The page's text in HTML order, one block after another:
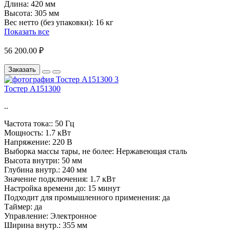
Длина: 420 мм
Высота: 305 мм
Вес нетто (без упаковки): 16 кг
Показать все
56 200.00 ₽
Заказать
Тостер A151300
..
Частота тока:: 50 Гц
Мощность: 1.7 кВт
Напряжение: 220 В
Выборка массы тары, не более: Нержавеющая сталь
Высота внутри: 50 мм
Глубина внутр.: 240 мм
Значение подключения: 1.7 кВт
Настройка времени до: 15 минут
Подходит для промышленного применения: да
Таймер: да
Управление: Электронное
Ширина внутр.: 355 мм